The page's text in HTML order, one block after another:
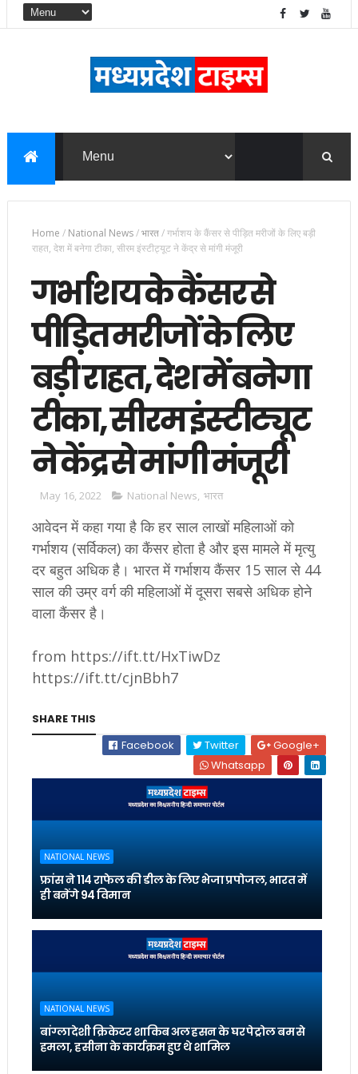
Home / National News/भारत/गर्भाशय के कैंसर से पीड़ित मरीजों के लिए बड़ी
राहत, देश में बनेगा टीका, सीरम इंस्टीट्यूट ने केंद्र से मांगी मंजूरी
गर्भाशय के कैंसर से
पीड़ित मरीजों के लिए
बड़ी राहत, देश में बनेगा
टीका, सीरम इंस्टीट्यूट
ने केंद्र से मांगी मंजूरी
May 16, 2022 National News, भारत
आवेदन में कहा गया है कि हर साल लाखों महिलाओं को
गर्भाशय (सर्विकल) का कैंसर होता है और इस मामले में मृत्यु
दर बहुत अधिक है। भारत में गर्भाशय कैंसर 15 साल से 44
साल की उम्र वर्ग की महिलाओं में दूसरा सबसे अधिक होने
वाला कैंसर है।
from https://ift.tt/HxTiwDz
https://ift.tt/cjnBbh7
SHARE THIS
Facebook
Twitter
Google+
Whatsapp
NATIONAL NEWS
फ्रांस ने 114 राफेल की डील के लिए भेजा प्रपोजल, भारत में
ही बनेंगे 94 विमान
NATIONAL NEWS
बांग्लादेशी क्रिकेटर शाकिब अल हसन के घर पेट्रोल बम से
हमला, हसीना के कार्यक्रम हुए थे शामिल